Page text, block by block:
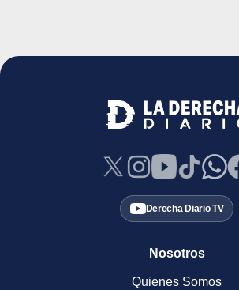
Derecha Diario TV
Nosotros
Quienes Somos